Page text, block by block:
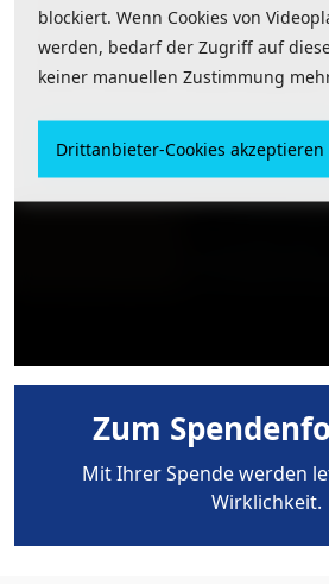
Leon Brajes
macht letzte
Sänger Leon Braje aus Hannover
Weihnachtssong geschrieben.
blockiert. Wenn Cookies von
werden, bedarf der Zugriff auf
keiner manuellen Zustimmung
Drittanbieter-Cookies akzeptieren
blockiert. Wenn Cookies von
werden, bedarf der Zugriff auf
keiner manuellen Zustimmung
Drittanbieter-Cookies akzeptieren
Zum
Mit Ihrer Spende werden
Wirklichkeit.